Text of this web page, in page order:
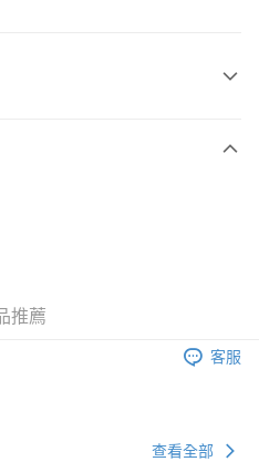
上免運費
上免運費
推薦
客服
查看全部